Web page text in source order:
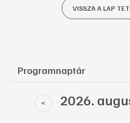
VISSZA A LAP
Programnaptár
< 2026.